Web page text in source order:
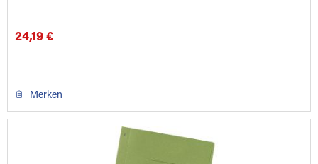
24,19 €
Merken